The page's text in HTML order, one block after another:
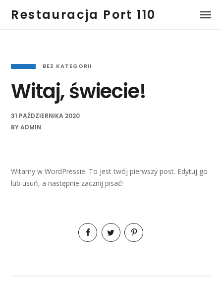
Restauracja Port 110
BEZ KATEGORII
Witaj, świecie!
31 PAŹDZIERNIKA 2020
BYADMIN
Witamy w WordPressie. To jest twój pierwszy post. Edytuj go
lub usuń, a następnie zacznij pisać!